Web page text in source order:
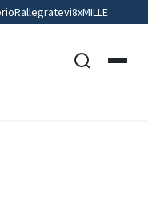
Rallegratevi8xMILLE